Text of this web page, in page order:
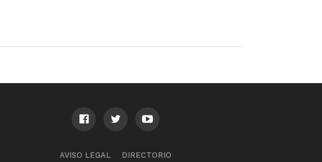
AVISO LEGAL DIRECTORIO